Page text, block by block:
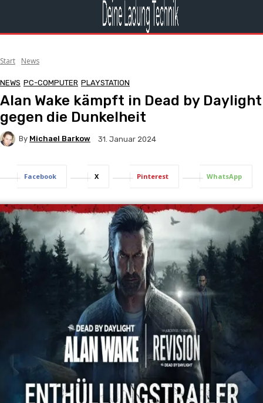
Start News
NEWS PC-COMPUTER PLAYSTATION
Alan Wake kämpft in Dead by Daylight
gegen die Dunkelheit
By Michael Barkow 31. Januar 2024
Facebook X Pinterest WhatsApp